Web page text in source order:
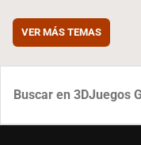
VER MÁS TEMAS